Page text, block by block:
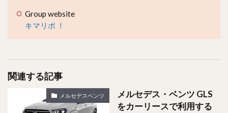
Group website
キマリポ ！
関連する記事
メルセデスベンツ
メルセデス・ベンツ GLS
をカーリースで利用する